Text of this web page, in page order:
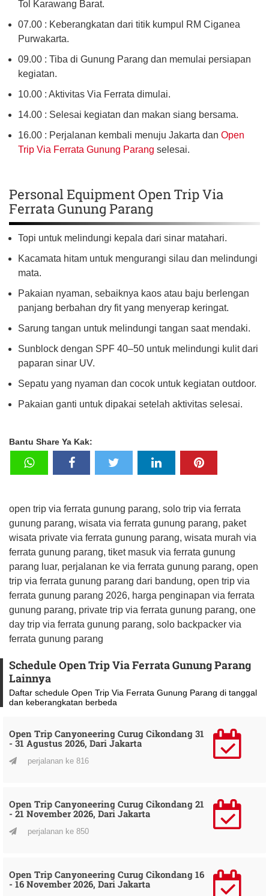
Tol Karawang Barat.
07.00 : Keberangkatan dari titik kumpul RM Ciganea
Purwakarta.
09.00 : Tiba di Gunung Parang dan memulai persiapan
kegiatan.
10.00 : Aktivitas Via Ferrata dimulai.
14.00 : Selesai kegiatan dan makan siang bersama.
16.00 : Perjalanan kembali menuju Jakarta dan Open
Trip Via Ferrata Gunung Parang selesai.
Personal Equipment Open Trip Via
Ferrata Gunung Parang
Topi untuk melindungi kepala dari sinar matahari.
Kacamata hitam untuk mengurangi silau dan melindungi
mata.
Pakaian nyaman, sebaiknya kaos atau baju berlengan
panjang berbahan dry fit yang menyerap keringat.
Sarung tangan untuk melindungi tangan saat mendaki.
Sunblock dengan SPF 40–50 untuk melindungi kulit dari
paparan sinar UV.
Sepatu yang nyaman dan cocok untuk kegiatan outdoor.
Pakaian ganti untuk dipakai setelah aktivitas selesai.
Bantu Share Ya Kak:
open trip via ferrata gunung parang, solo trip via ferrata
gunung parang, wisata via ferrata gunung parang, paket
wisata private via ferrata gunung parang, wisata murah via
ferrata gunung parang, tiket masuk via ferrata gunung
parang luar, perjalanan ke via ferrata gunung parang, open
trip via ferrata gunung parang dari bandung, open trip via
ferrata gunung parang 2026, harga penginapan via ferrata
gunung parang, private trip via ferrata gunung parang, one
day trip via ferrata gunung parang, solo backpacker via
ferrata gunung parang
Schedule Open Trip Via Ferrata Gunung Parang
Lainnya
Daftar schedule Open Trip Via Ferrata Gunung Parang di tanggal
dan keberangkatan berbeda
Open Trip Canyoneering Curug Cikondang 31
- 31 Agustus 2026, Dari Jakarta
perjalanan ke 816
Open Trip Canyoneering Curug Cikondang 21
- 21 November 2026, Dari Jakarta
perjalanan ke 850
Open Trip Canyoneering Curug Cikondang 16
- 16 November 2026, Dari Jakarta